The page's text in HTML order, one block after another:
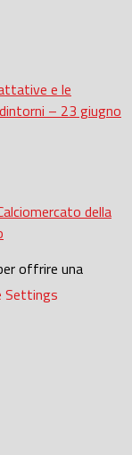
e le
– 23 giugno
della
offrire una
Settings